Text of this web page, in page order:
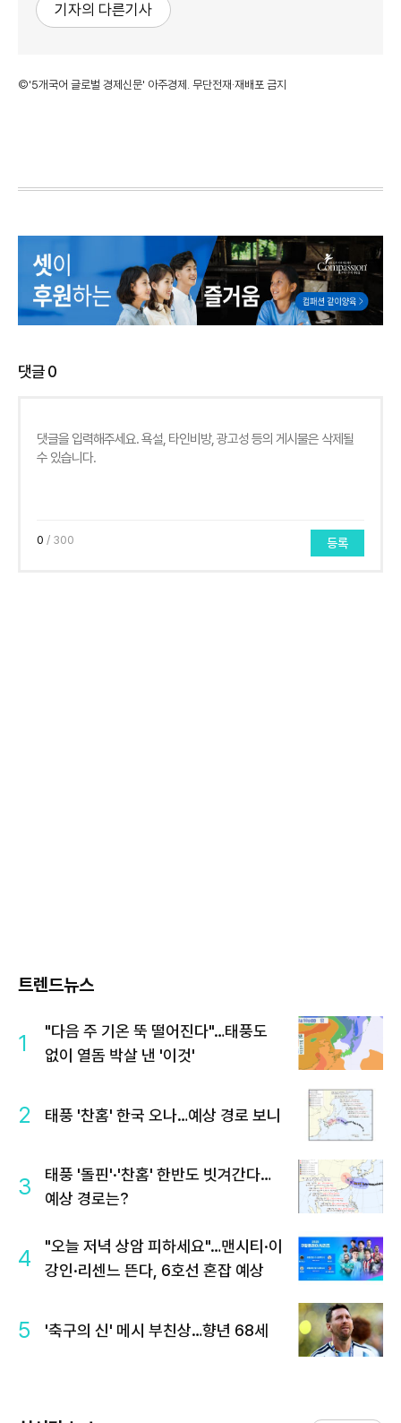
기자의 다른기사
©'5개국어 글로벌 경제신문' 아주경제. 무단전재·재배포 금지
댓글0
0 / 300 등록
트렌드뉴스
1
"다음 주 기온 뚝 떨어진다"…태풍도
없이 열돔 박살 낸 '이것'
2 태풍 '찬홈' 한국 오나…예상 경로 보니
3
태풍 '돌핀'·'찬홈' 한반도 빗겨간다…
예상 경로는?
4
"오늘 저녁 상암 피하세요"…맨시티·이
강인·리센느 뜬다, 6호선 혼잡 예상
5 '축구의 신' 메시 부친상…향년 68세